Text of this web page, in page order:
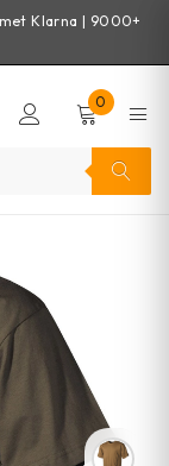
Klarna | 9000+
0